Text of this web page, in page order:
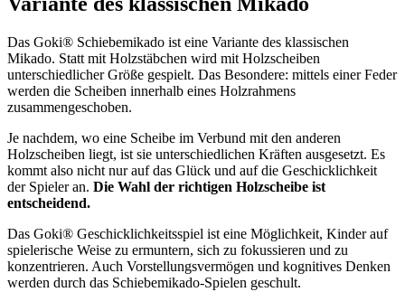
Das Goki® Schiebemikado ist eine Variante des klassischen
Mikado. Statt mit Holzstäbchen wird mit Holzscheiben
unterschiedlicher Größe gespielt. Das Besondere: mittels einer Feder
werden die Scheiben innerhalb eines Holzrahmens
zusammengeschoben.
Je nachdem, wo eine Scheibe im Verbund mit den anderen
Holzscheiben liegt, ist sie unterschiedlichen Kräften ausgesetzt. Es
kommt also nicht nur auf das Glück und auf die Geschicklichkeit
der Spieler an. Die Wahl der richtigen Holzscheibe ist
entscheidend.
Das Goki® Geschicklichkeitsspiel ist eine Möglichkeit, Kinder auf
spielerische Weise zu ermuntern, sich zu fokussieren und zu
konzentrieren. Auch Vorstellungsvermögen und kognitives Denken
werden durch das Schiebemikado-Spielen geschult.